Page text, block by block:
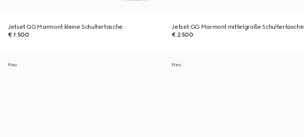
Jetset GG Marmont kleine Schultertasche
€ 1.500
Jetset GG Marmont mittelgroße Schultertasche
€ 2.500
Neu Neu